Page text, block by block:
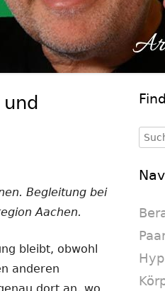
Aachen: Seit 2009 Klarheit und
Begleitung bei
Aachen.
bleibt, obwohl
anderen